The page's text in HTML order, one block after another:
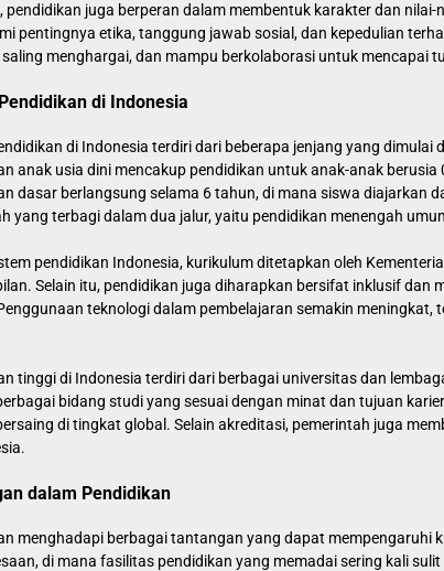
pendidikan juga berperan dalam membentuk karakter dan
pentingnya etika, tanggung jawab sosial, dan kepedulian
saling menghargai, dan mampu berkolaborasi untuk mencapai
di Indonesia
di Indonesia terdiri dari beberapa jenjang yang
anak usia dini mencakup pendidikan untuk anak-anak
dasar berlangsung selama 6 tahun, di mana siswa diajarkan
yang terbagi dalam dua jalur, yaitu pendidikan menengah
pendidikan Indonesia, kurikulum ditetapkan oleh
Selain itu, pendidikan juga diharapkan bersifat inklusif
teknologi dalam pembelajaran semakin
tinggi di Indonesia terdiri dari berbagai universitas dan
bidang studi yang sesuai dengan minat dan tujuan
di tingkat global. Selain akreditasi, pemerintah juga
dalam Pendidikan
menghadapi berbagai tantangan yang dapat
di mana fasilitas pendidikan yang memadai sering kali